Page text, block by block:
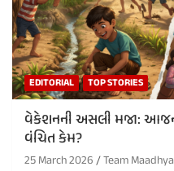
EDITORIAL TOP STORIES
વેકેશનની અસલી મજા:
વંચિત કેમ?
25 March 2026 Team